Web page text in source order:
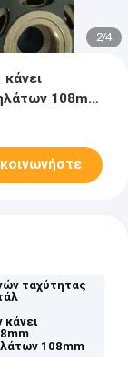
2/4
108mm
ταχύτητας
108mm